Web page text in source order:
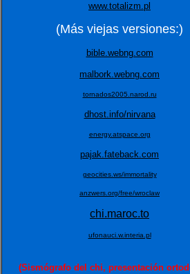
www.totalizm.pl
(Más viejas versiones:)
bible.webng.com
malbork.webng.com
tornados2005.narod.ru
dhost.info/nirvana
energy.atspace.org
pajak.fateback.com
geocities.ws/immortality
anzwers.org/free/wroclaw
chi.maroc.to
ufonauci.w.interia.pl
(Sismógrafo del chi, presentación